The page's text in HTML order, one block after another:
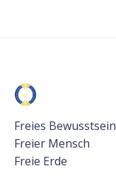
Freies Bewusstsein
Freier Mensch
Freie Erde